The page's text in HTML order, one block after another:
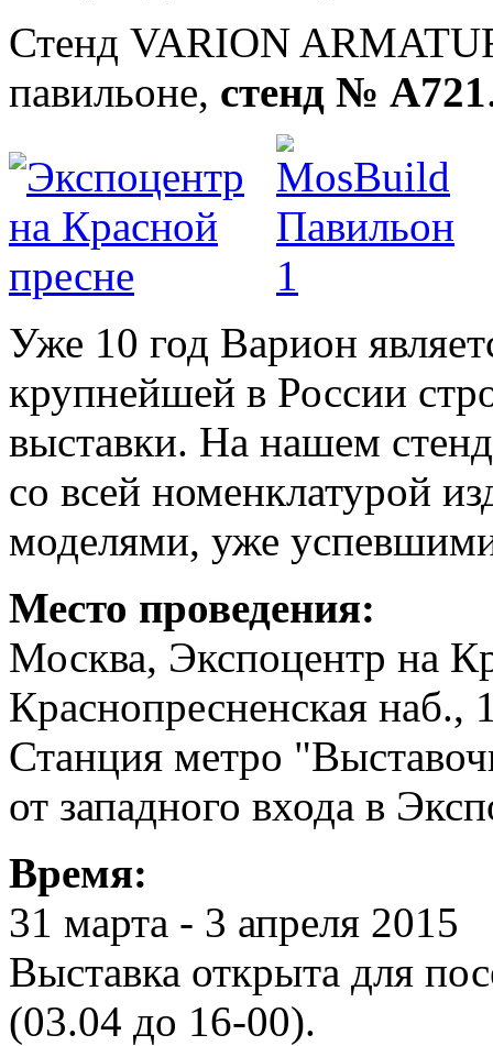
Стенд VARION
павильоне, стенд № А721
Уже 10 год Варион
крупнейшей в России
выставки. На нашем
со всей номенклатурой
моделями, уже успевшими
Место проведения:
Москва, Экспоцентр на
Краснопресненская наб.,
Станция метро
от западного входа в
Время:
31 марта - 3 апреля 2015
Выставка открыта для
(03.04 до 16-00).